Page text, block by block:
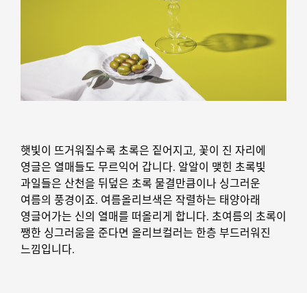
햇빛이 뜨거워질수록 초록은 짙어지고, 꽃이 진 자리에
영글은 열매들도 무르익어 갑니다. 알알이 맺힌 초록빛
과일들은 산천을 뒤덮은 초록 물결만큼이나 싱그러운
여름의 풍경이죠. 여름올리브색은 작렬하는 태양아래
영글어가는 신의 열매를 떠올리게 합니다. 초여름의 초록이
쨍한 싱그러움을 준다면 올리브컬러는 한층 부드러워진
느낌입니다.